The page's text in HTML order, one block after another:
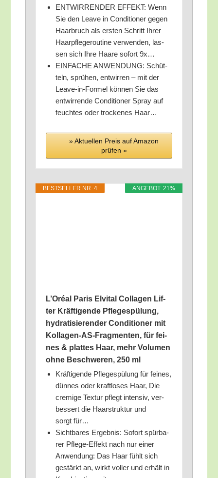
ENTWIRRENDER EFFEKT: Wenn
Sie den Lea­ve in Con­di­tio­ner gegen
Haar­bruch als ers­ten Schritt Ihrer
Haar­pfle­ge­rou­ti­ne ver­wen­den, las­
sen sich Ihre Haa­re sofort 9x…
EINFACHE ANWENDUNG: Schüt­
teln, sprü­hen, ent­wir­ren – mit der
Lea­ve-in-For­mel kön­nen Sie das
ent­wir­ren­de Con­di­tio­ner Spray auf
feuch­tes oder tro­cke­nes Haar…
» Aktu­el­len Preis auf Ama­zon
prü­fen »
ANGE­BOT: 21%
BEST­SEL­LER NR. 4
L’Oréal Paris Elvi­tal Col­la­gen Lif­
ter Kräf­ti­gen­de Pfle­ge­spü­lung,
hydra­ti­sie­ren­der Con­di­tio­ner mit
Kol­la­gen-AS-Frag­men­ten, für fei­
nes & plat­tes Haar, mehr Volu­men
ohne Beschwe­ren, 250 ml
Kräf­ti­gen­de Pfle­ge­spü­lung für fei­nes,
dün­nes oder kraft­lo­ses Haar, Die
cre­mi­ge Tex­tur pflegt inten­siv, ver­
bes­sert die Haar­struk­tur und
sorgt für…
Sicht­ba­res Ergeb­nis: Sofort spür­ba­
rer Pfle­ge-Effekt nach nur einer
Anwen­dung: Das Haar fühlt sich
gestärkt an, wirkt vol­ler und erhält in